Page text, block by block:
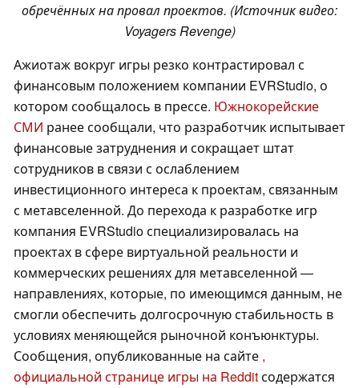
обречённых на провал проектов. (Источник видео:
Voyagers Revenge)
Ажиотаж вокруг игры резко контрастировал с
финансовым положением компании EVRStudio, о
котором сообщалось в прессе. Южнокорейские
СМИ ранее сообщали, что разработчик испытывает
финансовые затруднения и сокращает штат
сотрудников в связи с ослаблением
инвестиционного интереса к проектам, связанным
с метавселенной. До перехода к разработке игр
компания EVRStudio специализировалась на
проектах в сфере виртуальной реальности и
коммерческих решениях для метавселенной —
направлениях, которые, по имеющимся данным, не
смогли обеспечить долгосрочную стабильность в
условиях меняющейся рыночной конъюнктуры.
Сообщения, опубликованные на сайте ,
официальной странице игры на Redditсодержатся